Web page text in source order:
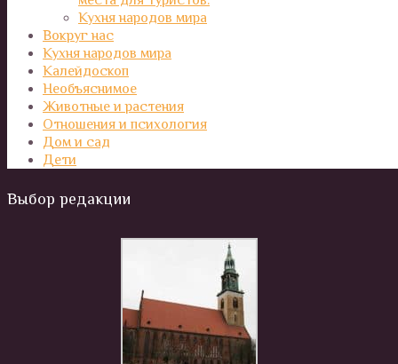
Кухня народов мира
Вокруг нас
Кухня народов мира
Калейдоскоп
Необъяснимое
Животные и растения
Отношения и психология
Дом и сад
Дети
Выбор редакции